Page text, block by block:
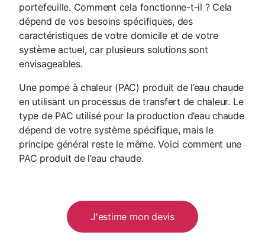
portefeuille. Comment cela fonctionne-t-il ? Cela
dépend de vos besoins spécifiques, des
caractéristiques de votre domicile et de votre
système actuel, car plusieurs solutions sont
envisageables.
Une pompe à chaleur (PAC) produit de l’eau chaude
en utilisant un processus de transfert de chaleur. Le
type de PAC utilisé pour la production d’eau chaude
dépend de votre système spécifique, mais le
principe général reste le même. Voici comment une
PAC produit de l’eau chaude.
J'estime mon devis